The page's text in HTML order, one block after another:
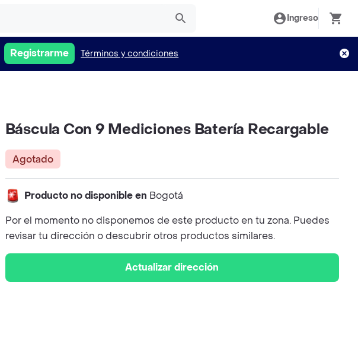
Ingreso
Registrarme Términos y condiciones
Báscula Con 9 Mediciones Batería Recargable
Agotado
Producto no disponible en Bogotá
Por el momento no disponemos de este producto en tu zona. Puedes
revisar tu dirección o descubrir otros productos similares.
Actualizar dirección